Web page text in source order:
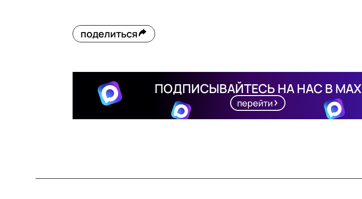
поделиться
ПОДПИСЫВАЙТЕСЬ НА НАС В MAX
перейти